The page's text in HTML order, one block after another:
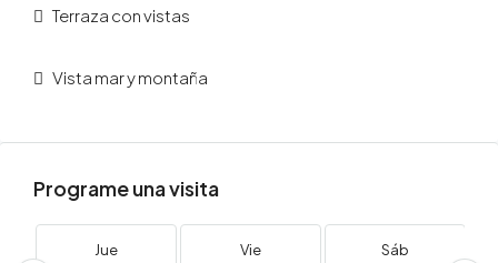
Terraza con vistas
Vista mar y montaña
Programe una visita
Jue Vie Sáb